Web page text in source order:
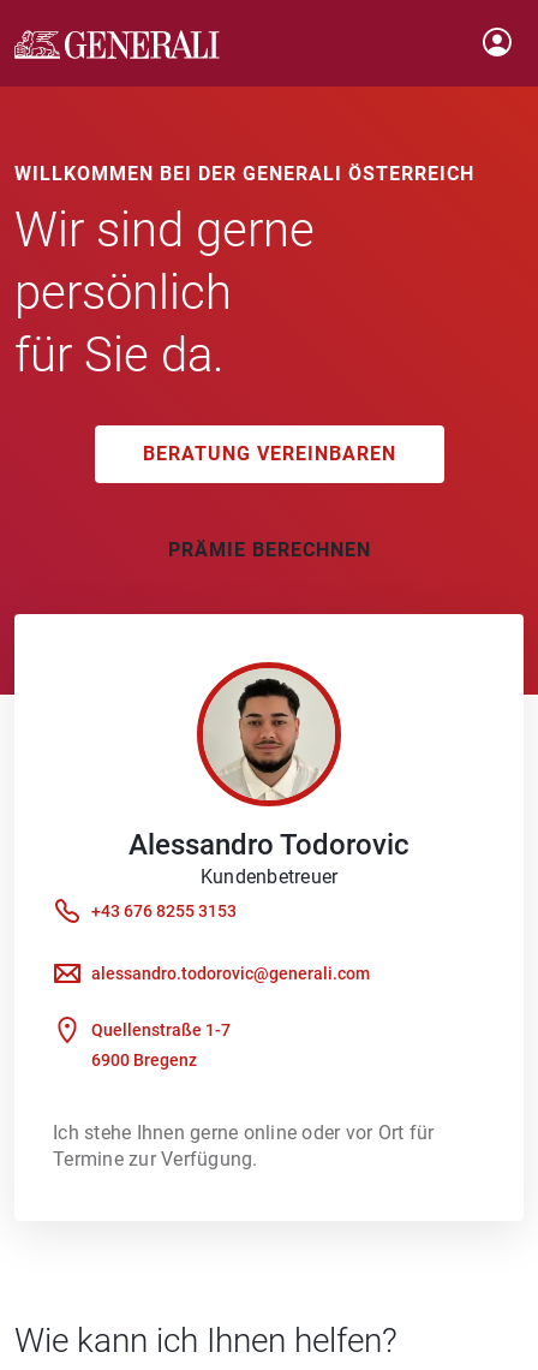
WILLKOMMEN BEI DER GENERALI ÖSTERREICH
Wir sind gerne
persönlich
für Sie da.
BERATUNG VEREINBAREN
PRÄMIE BERECHNEN
Alessandro Todorovic
Kundenbetreuer
+43 676 8255 3153
alessandro.todorovic@generali.com
Quellenstraße 1-7
6900 Bregenz
Ich stehe Ihnen gerne online oder vor Ort für
Termine zur Verfügung.
Wie kann ich Ihnen helfen?